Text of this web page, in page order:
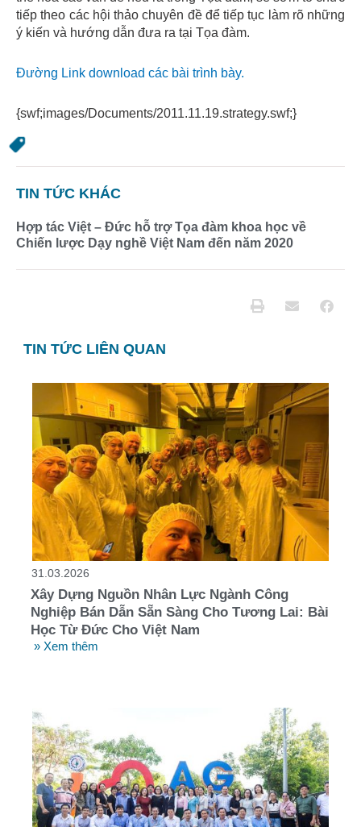
tiếp theo các hội thảo chuyên đề để tiếp tục làm rõ những
ý kiến và hướng dẫn đưa ra tại Tọa đàm.
Đường Link download các bài trình bày.
{swf;images/Documents/2011.11.19.strategy.swf;}
TIN TỨC KHÁC
Hợp tác Việt – Đức hỗ trợ Tọa đàm khoa học về
Chiến lược Dạy nghề Việt Nam đến năm 2020
TIN TỨC LIÊN QUAN
31.03.2026
Xây Dựng Nguồn Nhân Lực Ngành Công
Nghiệp Bán Dẫn Sẵn Sàng Cho Tương Lai: Bài
Học Từ Đức Cho Việt Nam
» Xem thêm